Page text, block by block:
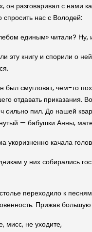
он разговаривал с нами
спросить нас с Володей:
единым» читали? Ну,
эту книгу и спорили о
был смугловат, чем-то
отдавать приказания.
сильно пил. До нашей
— бабушки Анны,
укоризненно качала
у них собирались
переходило к
Прижав
мисс, не уходите,